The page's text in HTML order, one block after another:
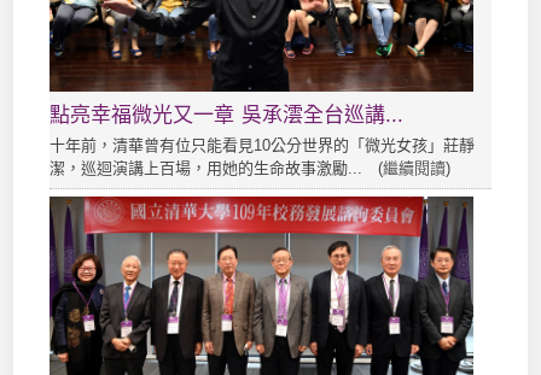
點亮幸福微光又一章 吳承澐全台巡講...
十年前，清華曾有位只能看見10公分世界的「微光女孩」莊靜
潔，巡迴演講上百場，用她的生命故事激勵... (繼續閱讀)